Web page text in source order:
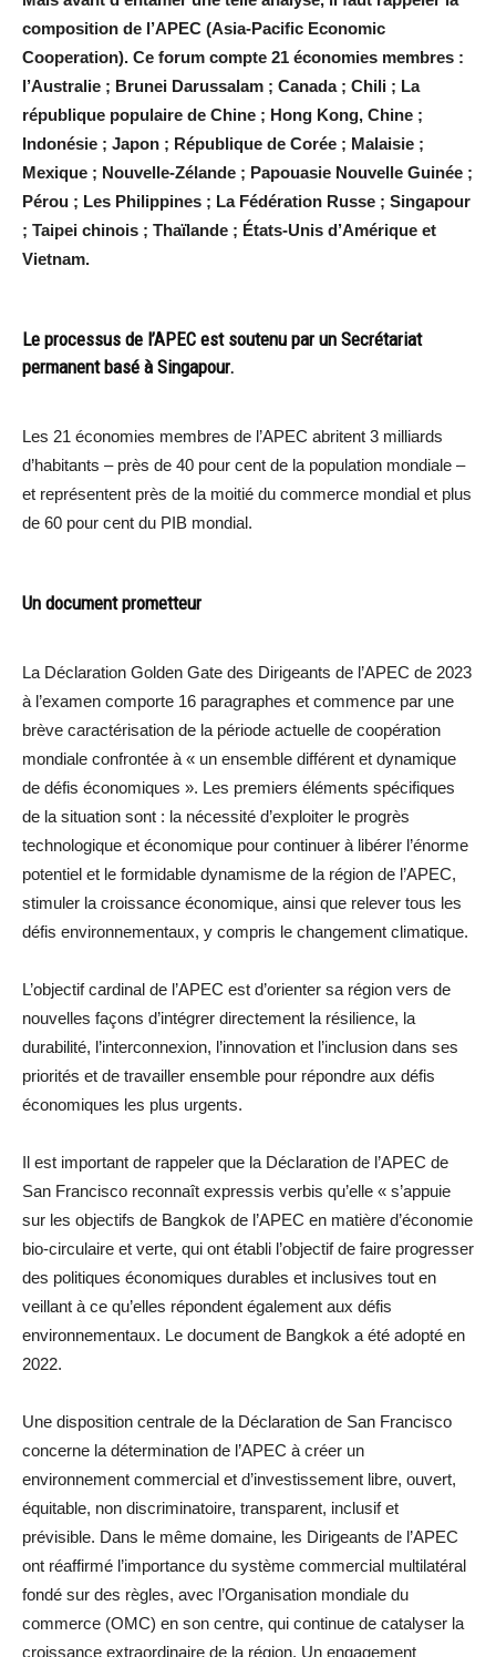
composition de l’APEC (Asia-Pacific Economic
Cooperation). Ce forum compte 21 économies membres :
l’Australie ; Brunei Darussalam ; Canada ; Chili ; La
république populaire de Chine ; Hong Kong, Chine ;
Indonésie ; Japon ; République de Corée ; Malaisie ;
Mexique ; Nouvelle-Zélande ; Papouasie Nouvelle Guinée ;
Pérou ; Les Philippines ; La Fédération Russe ; Singapour
; Taipei chinois ; Thaïlande ; États-Unis d’Amérique et
Vietnam.
Le processus de l’APEC est soutenu par un Secrétariat
permanent basé à Singapour.
Les 21 économies membres de l’APEC abritent 3 milliards
d’habitants – près de 40 pour cent de la population mondiale –
et représentent près de la moitié du commerce mondial et plus
de 60 pour cent du PIB mondial.
Un document prometteur
La Déclaration Golden Gate des Dirigeants de l’APEC de 2023
à l’examen comporte 16 paragraphes et commence par une
brève caractérisation de la période actuelle de coopération
mondiale confrontée à « un ensemble différent et dynamique
de défis économiques ». Les premiers éléments spécifiques
de la situation sont : la nécessité d’exploiter le progrès
technologique et économique pour continuer à libérer l’énorme
potentiel et le formidable dynamisme de la région de l’APEC,
stimuler la croissance économique, ainsi que relever tous les
défis environnementaux, y compris le changement climatique.
L’objectif cardinal de l’APEC est d’orienter sa région vers de
nouvelles façons d’intégrer directement la résilience, la
durabilité, l’interconnexion, l’innovation et l’inclusion dans ses
priorités et de travailler ensemble pour répondre aux défis
économiques les plus urgents.
Il est important de rappeler que la Déclaration de l’APEC de
San Francisco reconnaît expressis verbis qu’elle « s’appuie
sur les objectifs de Bangkok de l’APEC en matière d’économie
bio-circulaire et verte, qui ont établi l’objectif de faire progresser
des politiques économiques durables et inclusives tout en
veillant à ce qu’elles répondent également aux défis
environnementaux. Le document de Bangkok a été adopté en
2022.
Une disposition centrale de la Déclaration de San Francisco
concerne la détermination de l’APEC à créer un
environnement commercial et d’investissement libre, ouvert,
équitable, non discriminatoire, transparent, inclusif et
prévisible. Dans le même domaine, les Dirigeants de l’APEC
ont réaffirmé l’importance du système commercial multilatéral
fondé sur des règles, avec l’Organisation mondiale du
commerce (OMC) en son centre, qui continue de catalyser la
croissance extraordinaire de la région. Un engagement